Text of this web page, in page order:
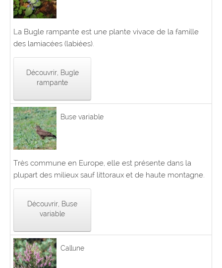
La Bugle rampante est une plante vivace de la famille
des lamiacées (labiées).
Découvrir, Bugle
rampante
Buse variable
Très commune en Europe, elle est présente dans la
plupart des milieux sauf littoraux et de haute montagne.
Découvrir, Buse
variable
Callune